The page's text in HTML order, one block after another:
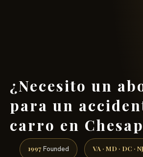
¿Necesito un
para un
carro en
1997 Founded VA · MD · DC ·